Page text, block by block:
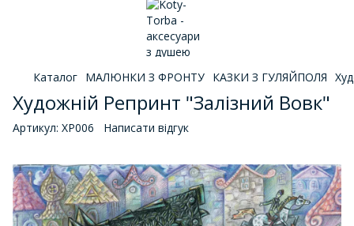
Каталог МАЛЮНКИ З ФРОНТУ КАЗКИ З ГУЛЯЙПОЛЯ
Художній Репринт "Залізний Вовк"
Артикул: ХР006 Написати відгук